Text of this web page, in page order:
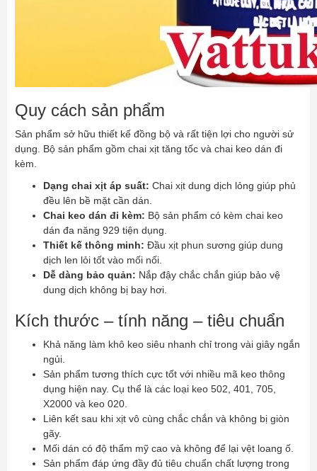
Quy cách sản phẩm
Sản phẩm sở hữu thiết kế đồng bộ và rất tiện lợi cho người sử
dụng. Bộ sản phẩm gồm chai xịt tăng tốc và chai keo dán đi
kèm.
Dạng chai xịt áp suất: Chai xịt dung dịch lỏng giúp phủ
đều lên bề mặt cần dán.
Chai keo dán đi kèm: Bộ sản phẩm có kèm chai keo
dán đa năng 929 tiện dụng.
Thiết kế thông minh: Đầu xịt phun sương giúp dung
dịch len lỏi tốt vào mối nối.
Dễ dàng bảo quản: Nắp đậy chắc chắn giúp bảo vệ
dung dịch không bị bay hơi.
Kích thước – tính năng – tiêu chuẩn
Khả năng làm khô keo siêu nhanh chỉ trong vài giây ngắn
ngủi.
Sản phẩm tương thích cực tốt với nhiều mã keo thông
dụng hiện nay. Cụ thể là các loại keo 502, 401, 705,
X2000 và keo 020.
Liên kết sau khi xịt vô cùng chắc chắn và không bị giòn
gãy.
Mối dán có độ thẩm mỹ cao và không để lại vệt loang ố.
Sản phẩm đáp ứng đầy đủ tiêu chuẩn chất lượng trong